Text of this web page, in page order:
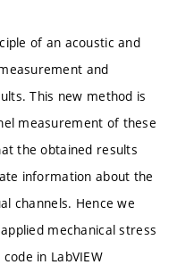
of an acoustic and
and
This new method is
measurement of these
the obtained results
information about the
channels. Hence we
mechanical stress
in LabVIEW